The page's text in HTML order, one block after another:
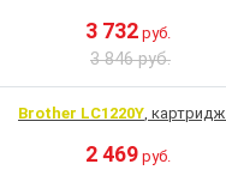
3 732 руб.
3 846 руб.
Brother LC1220Y, картридж
2 469 руб.